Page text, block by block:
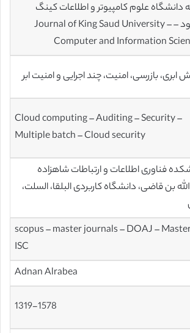
دانشگاه علوم کامپیوتر و اطلاعات کینگ
سعود – Journal of King Saud University –
Computer and Information
ابری، بازرسی، امنیت، چند اجرایی و امنیت ابر
Cloud computing – Auditing – Security –
Multiple batch – Cloud security
فناوری اطلاعات و ارتباطات شاهزاده
بن قاضی، دانشگاه کاربردی البلقا، السلت،
scopus – master journals – DOAJ –
ISC
Adnan Alrabea
1319-1578